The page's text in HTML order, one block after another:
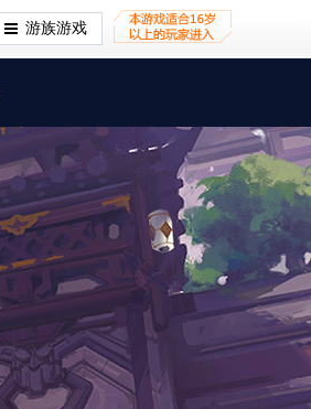
游族游戏